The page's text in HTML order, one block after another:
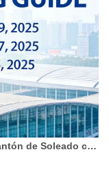
Guía de abastecimiento de la feria de Cantón de Soleado cristalería